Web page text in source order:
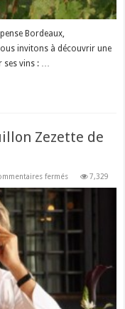
Bordeaux,
invitons à découvrir une
ses vins : …
Zezette de
ferméssur
Chef
une
Recette
Bouillon
de
Gagnaire
7,329